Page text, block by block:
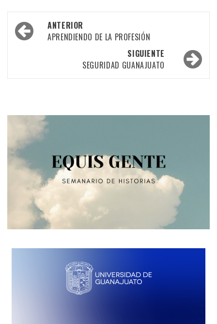
Navegación
por
ANTERIOR
APRENDIENDO DE LA PROFESIÓN
SIGUIENTE
SEGURIDAD GUANAJUATO